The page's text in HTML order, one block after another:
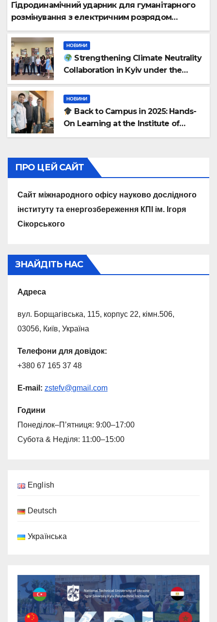
Гідродинамічний ударник для гуманітарного
розмінування з електричним розрядом
/Hydrodynamic destroyer for humanitarian
demining with electric discharge in liquid
НОВИНИ
Strengthening Climate Neutrality
Collaboration in Kyiv under the
U_CAN Project
НОВИНИ
Back to Campus in 2025: Hands-
On Learning at the Institute of
Energy Saving and Energy
ПРО ЦЕЙ САЙТ
Сайт міжнародного офісу науково дослідного
інституту та енергозбереження КПІ ім. Ігоря
Сікорського
ЗНАЙДІТЬ НАС
Адреса
вул. Борщагівська, 115, корпус 22, кiмн.506,
03056, Київ, Україна
Телефони для довiдок:
+380 67 165 37 48
E-mail: zstefv@gmail.com
Години
Понеділок–П’ятниця: 9:00–17:00
Субота & Неділя: 11:00–15:00
English
Deutsch
Українська